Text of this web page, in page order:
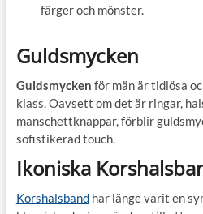
färger och mönster.
Guldsmycken
Guldsmycken för män är tidlösa
klass. Oavsett om det är ringar,
manschettknappar, förblir
sofistikerad touch.
Ikoniska
Korshalsbandhar länge varit en